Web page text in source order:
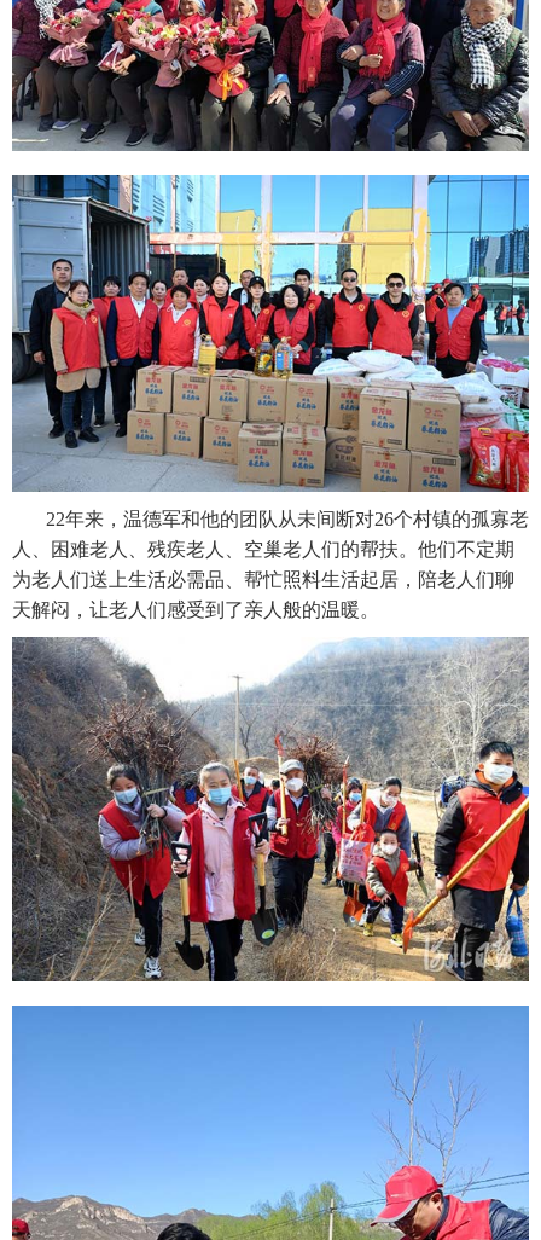
22年来，温德军和他的团队从未间断对26个村镇的孤寡老
人、困难老人、残疾老人、空巢老人们的帮扶。他们不定期
为老人们送上生活必需品、帮忙照料生活起居，陪老人们聊
天解闷，让老人们感受到了亲人般的温暖。